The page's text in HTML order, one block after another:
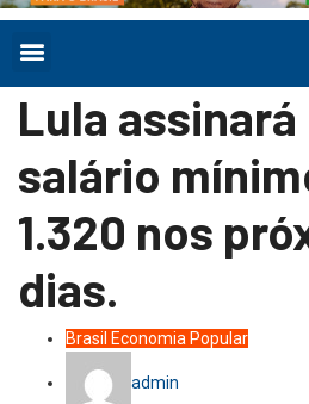
Lula assinará
salário
1.320 nos
dias.
Brasil Economia Popular
admin